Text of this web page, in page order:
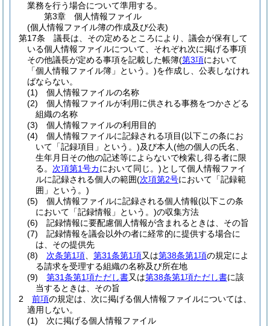
業務を行う場合について準用する。
第3章
個人情報ファイル
(個人情報ファイル簿の作成及び公表)
第17条
議長は、その定めるところにより、議会が保有して
いる個人情報ファイルについて、それぞれ次に掲げる事項
その他議長が定める事項を記載した帳簿(第3項において
「個人情報ファイル簿」という。)を作成し、公表しなけれ
ばならない。
(1)
個人情報ファイルの名称
(2)
個人情報ファイルが利用に供される事務をつかさどる
組織の名称
(3)
個人情報ファイルの利用目的
(4)
個人情報ファイルに記録される項目(以下この条にお
いて「記録項目」という。)及び本人(他の個人の氏名、
生年月日その他の記述等によらないで検索し得る者に限
る。 次項第1号カにおいて同じ。)として個人情報ファイ
ルに記録される個人の範囲(次項第2号において「記録範
囲」という。)
(5)
個人情報ファイルに記録される個人情報(以下この条
において「記録情報」という。)の収集方法
(6)
記録情報に要配慮個人情報が含まれるときは、その旨
(7)
記録情報を議会以外の者に経常的に提供する場合に
は、その提供先
(8)
次条第1項 第31条第1項又は第38条第1項の規定によ
る請求を受理する組織の名称及び所在地
(9)
第31条第1項ただし書又は第38条第1項ただし書に該
当するときは、その旨
2
前項の規定は、次に掲げる個人情報ファイルについては、
適用しない。
(1)
次に掲げる個人情報ファイル